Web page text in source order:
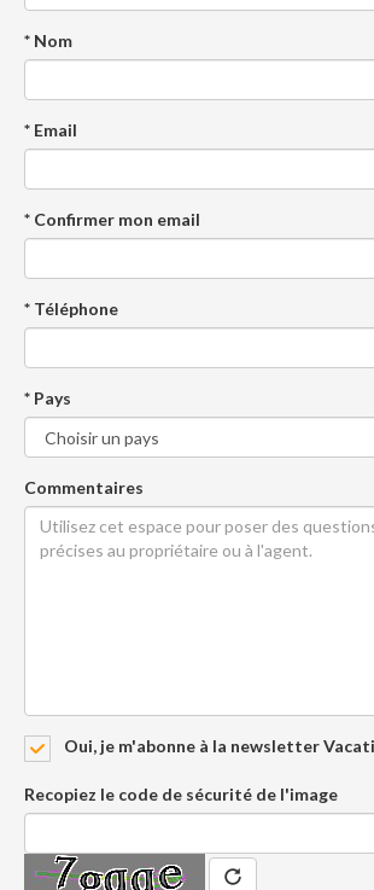
* Nom
* Email
* Confirmer mon email
* Téléphone
* Pays
Commentaires
Oui, je m'abonne à la newsletter
Recopiez le code de sécurité de l'image